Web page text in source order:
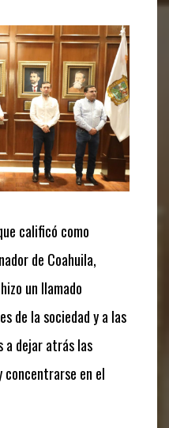
calificó como
de Coahuila,
un llamado
de la sociedad y a las
dejar atrás las
concentrarse en el